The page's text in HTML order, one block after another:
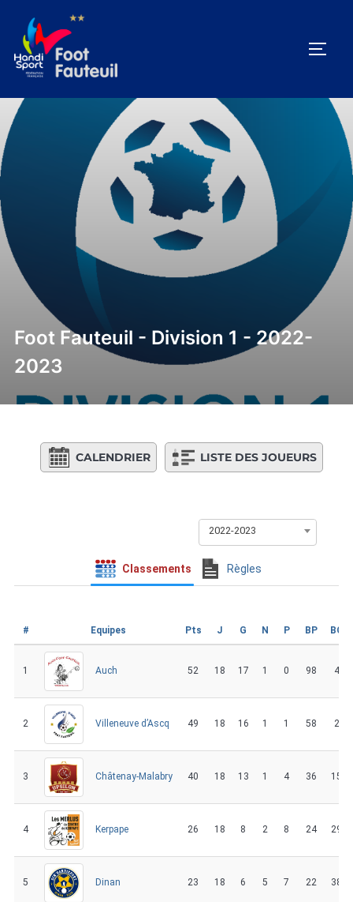
contenu
Foot Fauteuil - Division 1 - 2022-
2023
CALENDRIER LISTE DES JOUEURS
2022-2023
Classements Règles
# Equipes Pts J G N P BP BC
1 Auch 52 18 17 1 0 98 4
2 Villeneuve d’Ascq 49 18 16 1 1 58 2
3 Châtenay-Malabry 40 18 13 1 4 36 15
4 Kerpape 26 18 8 2 8 24 29
5 Dinan 23 18 6 5 7 22 38